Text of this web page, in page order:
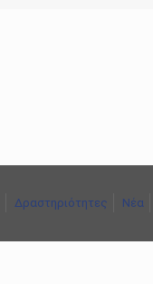
Δραστηριότητες Νέα